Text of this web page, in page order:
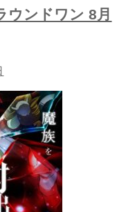
ンドワン 8月